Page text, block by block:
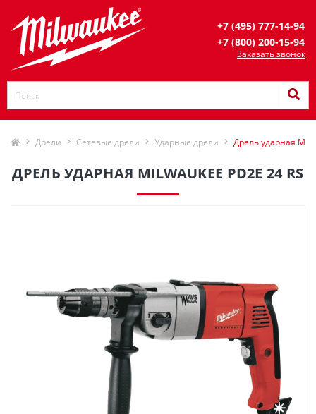
+7 (495) 777-14-94
+7 (800) 200-15-94
Заказать звонок
Дрели Сетевые дрели Ударные дрели Дрель ударная
ДРЕЛЬ УДАРНАЯ MILWAUKEE PD2E 24 RS